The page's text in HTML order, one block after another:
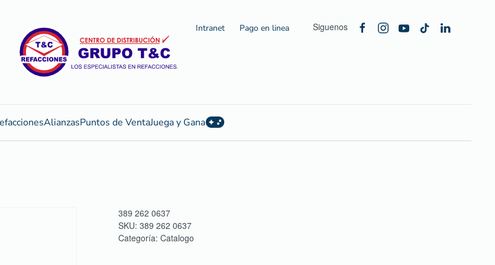
Intranet Pago en linea Siguenos
AlianzasPuntos de VentaJuega y Gana
389 262 0637
SKU: 389 262 0637
Categoría: Catalogo